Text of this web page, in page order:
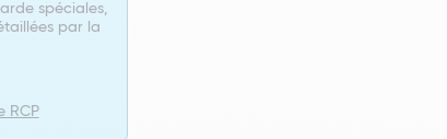
spéciales,
par la
RCP